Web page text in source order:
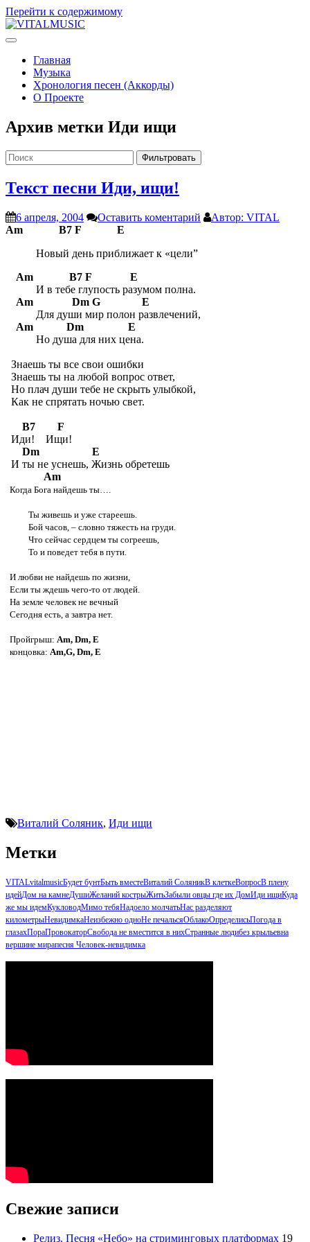
Перейти к содержимому
V
Главная
Музыка
Хронология песен (Аккорды)
О Проекте
Архив метки Иди ищи
Фильтровать
Текст песни Иди, ищи!
6 апреля, 2004 Оставить коментарий
Автор: VITAL
Am B7 F E
Новый день приближает к «цели”
Am B7 F E
И в тебе глупость разумом полна.
Am Dm G E
Для души мир полон развлечений,
Am Dm E
Но душа для них цена.
Знаешь ты все свои ошибки
Знаешь ты на любой вопрос ответ,
Но плач души тебе не скрыть улыбкой,
Как не спрятать ночью свет.
B7 F
Иди! Ищи!
Dm E
И ты не уснешь, Жизнь обретешь
Am
Когда Бога найдешь ты….
Ты живешь и уже стареешь.
Бой часов, – словно тяжесть на груди.
Что сейчас сердцем ты согреешь,
То и поведет тебя в пути.
И любви не найдешь по жизни,
Если ты ждешь чего-то от людей.
На земле человек не вечный
Сегодня есть, а завтра нет.
Пройгрыш: Am, Dm, E
концовка: Am,G, Dm, E
Виталий Соляник, Иди ищи
Метки
VITALvitalmusicБудет бунтБыть вместеВиталий СоляникВ клеткеВопросВ плену
идейДом на камнеДушиЖеланий кострыЖитьЗабыли овцы где их ДомИди ищиКуда
же мы идемКукловодМимо тебяНадоело молчатьНас разделяют
километрыНевидимкаНеизбежно одноНе печальсяОблакоОпределисьПогода в
глазахПораПровокаторСвобода не вместится в нихСтранные людибез крыльевна
вершине мирапесня Человек-невидимка
Свежие записи
Релиз. Песня «Небо» на стриминговых платформах 19